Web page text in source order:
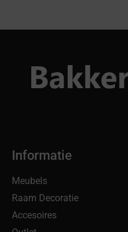
Informatie
Meubels
Raam Decoratie
Accesoires